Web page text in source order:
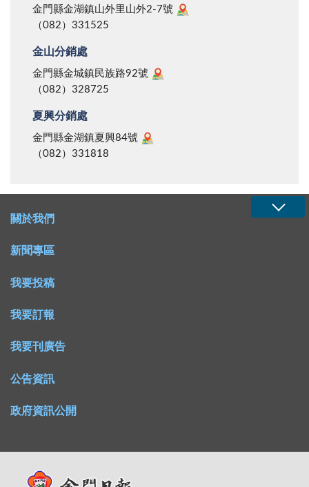
金門縣金湖鎮山外里山外2-7號
（082）331525
金山分銷處
金門縣金城鎮民族路92號
（082）328725
夏興分銷處
金門縣金湖鎮夏興84號
（082）331818
關於我們
新聞專區
我要投稿
我要訂報
我要刊廣告
公告資訊
政府資訊公開